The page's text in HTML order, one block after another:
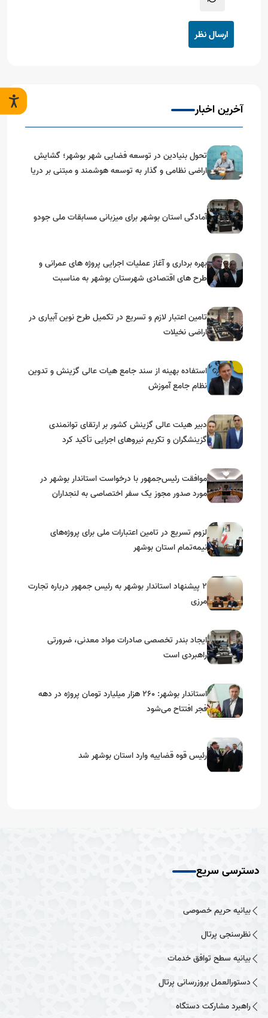
ارسال نظر
آخرین اخبار
تحول بنیادین در توسعه فضایی شهر بوشهر؛ گشایش
اراضی نظامی و گذار به توسعه هوشمند و مبتنی بر دریا
آمادگی استان بوشهر برای میزبانی مسابقات ملی جودو
بهره برداری و آغاز عملیات اجرایی پروژه های عمرانی و
طرح های اقتصادی شهرستان بوشهر به مناسبت
تامین اعتبار لازم و تسریع در تکمیل طرح نوین آبیاری در
اراضی نخیلات
استفاده بهینه از سند جامع هیات عالی گزینش و‌ تدوین
نظام جامع آموزش
دبیر هیئت عالی گزینش کشور بر ارتقای توانمندی
گزینشگران و تکریم نیروهای اجرایی تأکید کرد
موافقت رئیس‌جمهور با درخواست استاندار بوشهر در
مورد صدور مجوز یک سفر اختصاصی به لنجداران
لزوم تسریع در تامین اعتبارات ملی برای پروژه‌های
نیمه‌تمام استان بوشهر
۲ پیشنهاد استاندار بوشهر به رئیس جمهور درباره تجارت
مرزی
ایجاد بندر تخصصی صادرات مواد معدنی، ضرورتی
راهبردی است
استاندار بوشهر: ۲۶۰ هزار میلیارد تومان پروژه در دهه
فجر افتتاح می‌شود
رئیس قوه قضاییه وارد استان بوشهر شد
دسترسی سریع
بیانیه حریم خصوصی
نظرسنجی پرتال
بیانیه سطح توافق خدمات
دستورالعمل بروزرسانی پرتال
راهبرد مشارکت دستگاه